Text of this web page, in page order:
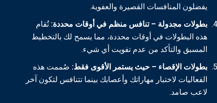
يفضلون المنافسات القصيرة والعفوية.
بطولات مجدولة – تنافس منظم في أوقات محددة:تُقام
هذه البطولات في أوقات محددة، مما يسمح لك بالتخطيط
المسبق والتأكد من عدم تفويت أي شيء.
بطولات الإقصاء – حيث يستمر الأقوى فقط: صُممت هذه
الفعاليات لاختبار مهاراتك وأعصابك بينما تتنافس لتكون آخر
لاعب صامد.